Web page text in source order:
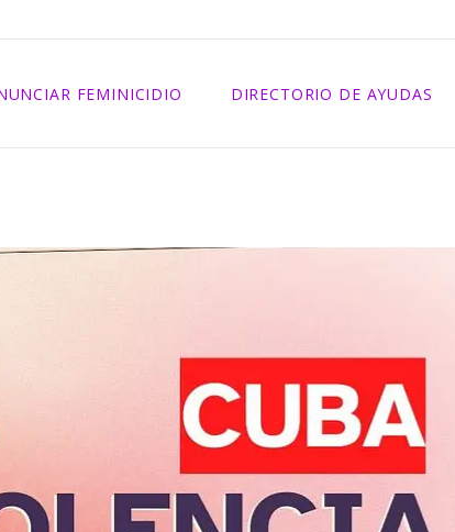
FEMINICIDIO DIRECTORIO DE AYUDAS
2024